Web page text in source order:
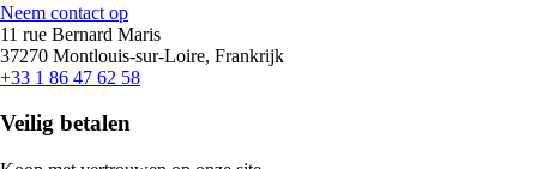
Neem contact op
11 rue Bernard Maris
37270 Montlouis-sur-Loire, Frankrijk
+33 1 86 47 62 58
Veilig betalen